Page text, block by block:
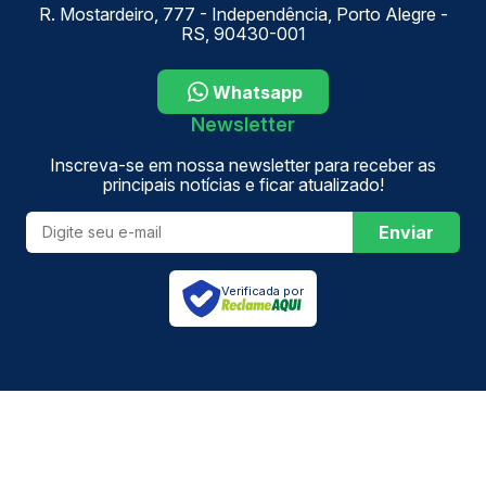
R. Mostardeiro, 777 - Independência, Porto Alegre -
RS, 90430-001
Whatsapp
Newsletter
Inscreva-se em nossa newsletter para receber as
principais notícias e ficar atualizado!
Enviar
Verificada por